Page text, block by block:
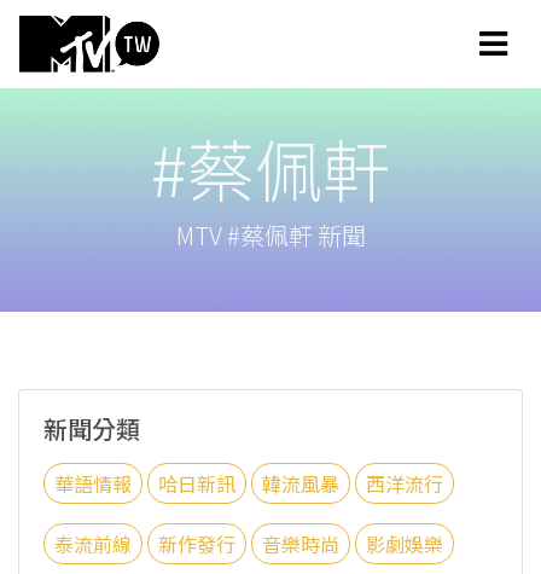
#蔡佩軒
MTV #蔡佩軒 新聞
新聞分類
華語情報 哈日新訊 韓流風暴 西洋流行
泰流前線 新作發行 音樂時尚 影劇娛樂